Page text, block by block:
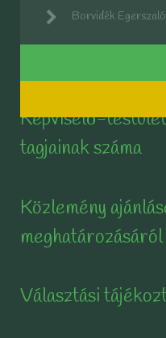
Borvidék
Képviselő-
tagjainak száma
Közlemény
meghatározásáról
Választási